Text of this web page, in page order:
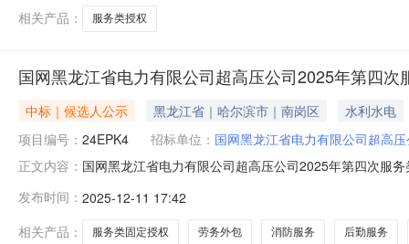
相关产品：
服务类授权
国网黑龙江省电力有限公司超高压公司2025年第四
中标｜候选人公示 黑龙江省｜哈尔滨市｜南岗区
水利水电
项目编号： 24EPK4 招标单位： 国网黑龙江省电力有限公司超高
正文内容： 国网黑龙江省电力有限公司超高压公司2025年第四次服
性谈判采购（框架）项目24EPK4采购评审工作已经结束
选人公示期间以书面形式提
发布时间： 2025-12-11 17:42
相关产品：
服务类固定授权 劳务外包 消防服务 后勤服务